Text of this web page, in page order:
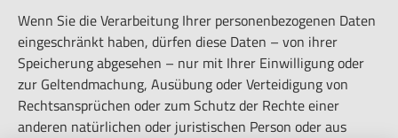
Wenn Sie die Verarbeitung Ihrer personenbezogenen Daten
eingeschränkt haben, dürfen diese Daten – von ihrer
Speicherung abgesehen – nur mit Ihrer Einwilligung oder
zur Geltendmachung, Ausübung oder Verteidigung von
Rechtsansprüchen oder zum Schutz der Rechte einer
anderen natürlichen oder juristischen Person oder aus